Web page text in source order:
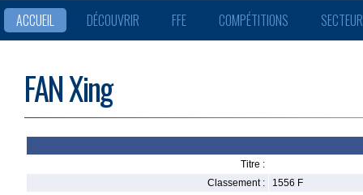
ACCUEIL DÉCOUVRIR FFE COMPÉTITIONS
FAN Xing
Titre :
Classement :
1556 F